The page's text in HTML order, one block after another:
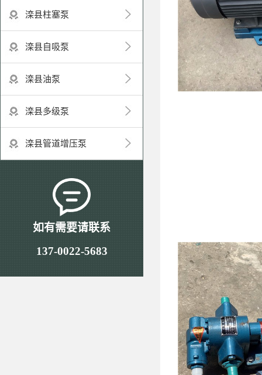
滦县柱塞泵
滦县自吸泵
滦县油泵
滦县多级泵
滦县管道增压泵
如有需要请联系
137-0022-5683